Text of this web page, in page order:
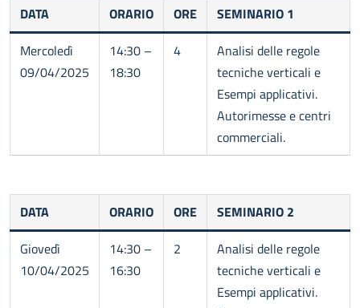
DATA ORARIO ORE
SEMINARIO 1
Mercoledì
09/04/2025
14:30 –
18:30
4
Analisi delle regole
tecniche verticali e
Esempi applicativi.
Autorimesse e centri
commerciali.
DATA ORARIO ORE
SEMINARIO 2
Giovedì
10/04/2025
14:30 –
16:30
2
Analisi delle regole
tecniche verticali e
Esempi applicativi.